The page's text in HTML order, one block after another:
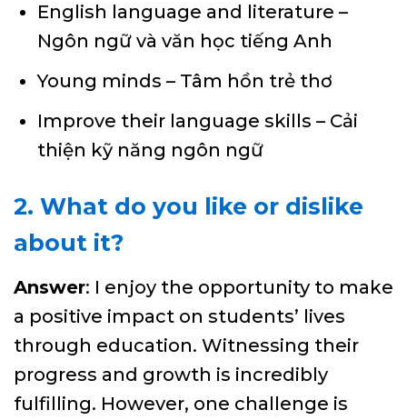
English language and literature –
Ngôn ngữ và văn học tiếng Anh
Young minds – Tâm hồn trẻ thơ
Improve their language skills – Cải
thiện kỹ năng ngôn ngữ
2. What do you like or dislike
about it?
Answer: I enjoy the opportunity to make
a positive impact on students’ lives
through education. Witnessing their
progress and growth is incredibly
fulfilling. However, one challenge is